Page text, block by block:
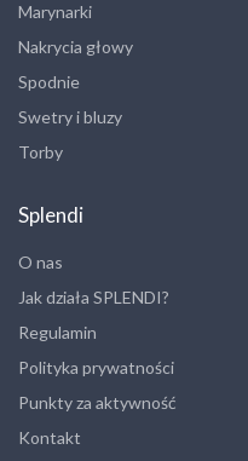
Marynarki
Nakrycia głowy
Spodnie
Swetry i bluzy
Torby
Splendi
O nas
Jak działa SPLENDI?
Regulamin
Polityka prywatności
Punkty za aktywność
Kontakt